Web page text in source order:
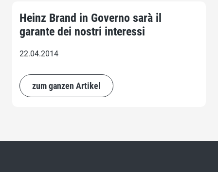
Heinz Brand in Governo sarà il
garante dei nostri interessi
22.04.2014
zum ganzen Artikel